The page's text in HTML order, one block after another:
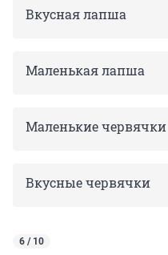
Вкусная лапша
Маленькая лапша
Маленькие червячки
Вкусные червячки
6 / 10